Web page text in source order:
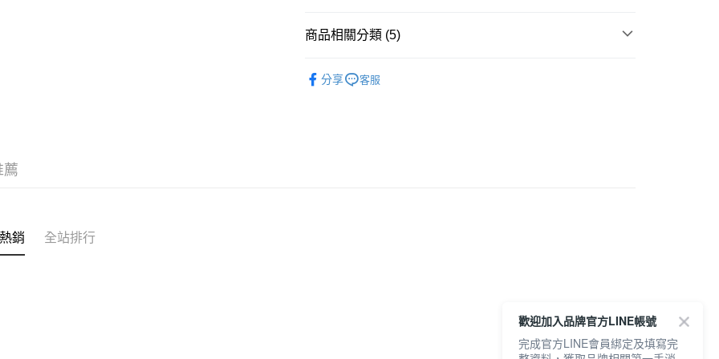
每筆NT$80，滿NT$6,000(含以上)免運費
商品相關分類 (5)
分享 客服
薦
銷 全站排行
歡迎加入品牌官方LINE帳號
完成官方LINE會員綁定及填寫完